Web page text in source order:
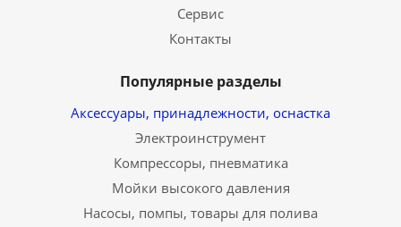
Сервис
Контакты
Популярные разделы
Аксессуары, принадлежности, оснастка
Электроинструмент
Компрессоры, пневматика
Мойки высокого давления
Насосы, помпы, товары для полива